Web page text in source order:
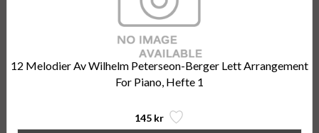
12 Melodier Av Wilhelm Peterseon-Berger Lett Arrangement
For Piano, Hefte 1
145 kr